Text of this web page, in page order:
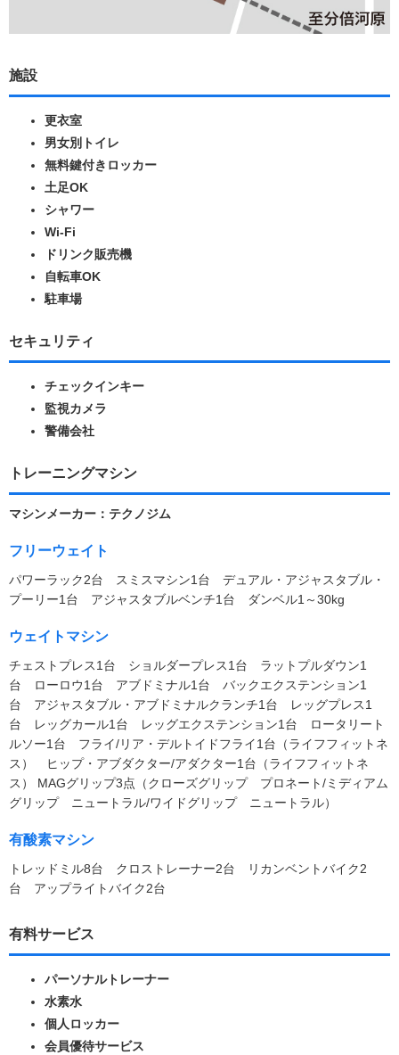
施設
更衣室
男女別トイレ
無料鍵付きロッカー
土足OK
シャワー
Wi-Fi
ドリンク販売機
自転車OK
駐車場
セキュリティ
チェックインキー
監視カメラ
警備会社
トレーニングマシン
マシンメーカー：テクノジム
フリーウェイト
パワーラック2台 スミスマシン1台 デュアル・アジャスタブル・
プーリー1台 アジャスタブルベンチ1台 ダンベル1～30kg
ウェイトマシン
チェストプレス1台 ショルダープレス1台 ラットプルダウン1
台 ローロウ1台 アブドミナル1台 バックエクステンション1
台 アジャスタブル・アブドミナルクランチ1台 レッグプレス1
台 レッグカール1台 レッグエクステンション1台 ロータリート
ルソー1台 フライ/リア・デルトイドフライ1台（ライフフィットネ
ス） ヒップ・アブダクター/アダクター1台（ライフフィットネ
ス） MAGグリップ3点（クローズグリップ プロネート/ミディアム
グリップ ニュートラル/ワイドグリップ ニュートラル）
有酸素マシン
トレッドミル8台 クロストレーナー2台 リカンベントバイク2
台 アップライトバイク2台
有料サービス
パーソナルトレーナー
水素水
個人ロッカー
会員優待サービス